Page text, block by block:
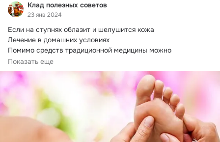
Клад полезных советов
23 янв 2024
Если на ступнях облазит и шелушится кожа
Лечение в домашних условиях
Помимо средств традиционной медицины можно
воспользоваться косметическими...
Показать еще